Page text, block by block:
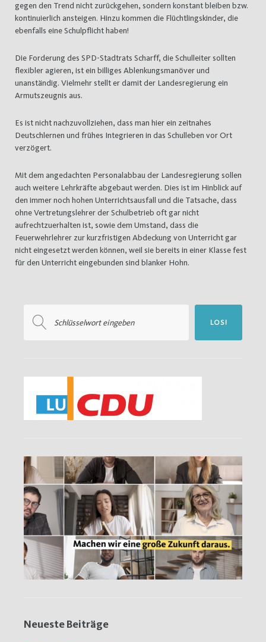
gegen den Trend nicht zurückgehen, sondern konstant bleiben bzw.
kontinuierlich ansteigen. Hinzu kommen die Flüchtlingskinder, die
ebenfalls eine Schulpflicht haben!
Die Forderung des SPD-Stadtrats Scharff, die Schulleiter sollten
flexibler agieren, ist ein billiges Ablenkungsmanöver und
unanständig. Vielmehr stellt er damit der Landesregierung ein
Armutszeugnis aus.
Es ist nicht nachzuvollziehen, dass man hier ein zeitnahes
Deutschlernen und frühes Integrieren in das Schulleben vor Ort
verzögert.
Mit dem angedachten Personalabbau der Landesregierung sollen
auch weitere Lehrkräfte abgebaut werden. Dies ist im Hinblick auf
den immer noch hohen Unterrichtsausfall und die Tatsache, dass
ohne Vertretungslehrer der Schulbetrieb oft gar nicht
aufrechtzuerhalten ist, sowie dem Umstand, dass die
Feuerwehrlehrer zur kurzfristigen Abdeckung von Unterricht gar
nicht eingesetzt werden können, weil sie bereits in einer Klasse fest
für den Unterricht eingebunden sind blanker Hohn.
nach:
LOS!
Neueste Beiträge